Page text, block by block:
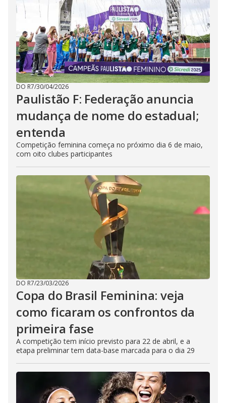
DO R7/30/04/2026
Paulistão F: Federação anuncia
mudança de nome do estadual;
entenda
Competição feminina começa no próximo dia 6 de maio,
com oito clubes participantes
DO R7/23/03/2026
Copa do Brasil Feminina: veja
como ficaram os confrontos da
primeira fase
A competição tem início previsto para 22 de abril, e a
etapa preliminar tem data-base marcada para o dia 29